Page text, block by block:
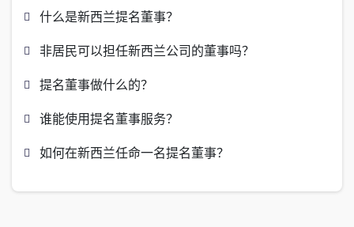
什么是新西兰提名董事？
非居民可以担任新西兰公司的董事吗？
提名董事做什么的？
谁能使用提名董事服务？
如何在新西兰任命一名提名董事？